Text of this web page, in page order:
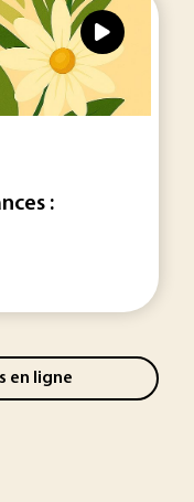
:
en ligne